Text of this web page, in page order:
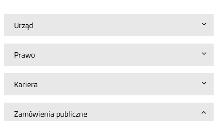
Urząd
Prawo
Kariera
Zamówienia publiczne
publicznego
-
BA.WZP.26.6.30.2019.1